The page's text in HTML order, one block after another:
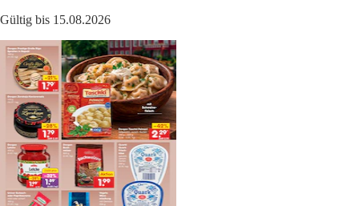
Gültig bis 15.08.2026